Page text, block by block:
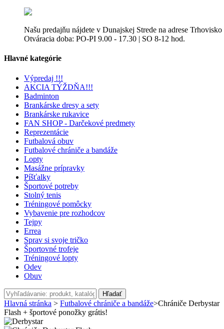
Našu predajňu nájdete v Dunajskej Strede na adrese Trhovisko
Otváracia doba: PO-PI 9.00 - 17.30 | SO 8-12 hod.
Hlavné kategórie
Výpredaj !!!
AKCIA TÝŽDŇA!!!
Badminton
Brankárske dresy a sety
Brankárske rukavice
FAN SHOP - Darčekové predmety
Reprezentácie
Futbalová obuv
Futbalové chrániče a bandáže
Lopty
Masážne prípravky
Píšťalky
Športové potreby
Stolný tenis
Tréningové pomôcky
Vybavenie pre rozhodcov
Tejpy
Errea
Sprav si svoje tričko
Športovné trofeje
Tréningové lopty
Odev
Obuv
Hľadať
Hlavná stránka > Futbalové chrániče a bandáže>Chrániče Derbystar
Flash + športové ponožky grátis!